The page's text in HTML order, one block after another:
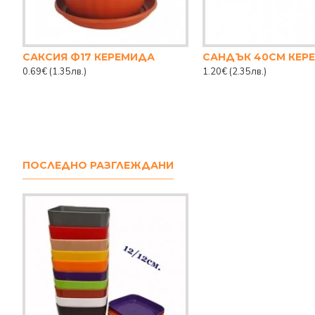
САКСИЯ Ф17 КЕРЕМИДА
0.69€ (1.35лв.)
САНДЪК 40СМ
1.20€ (2.35лв.)
ПОСЛЕДНО РАЗГЛЕЖДАНИ